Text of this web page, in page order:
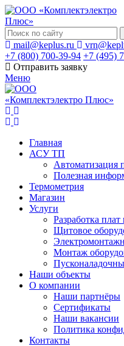
mail@keplus.ru
+7 (800) 700-39-94 +7 (495)
Отправить заявку
Меню
Главная
АСУ ТП
Автоматизация
Полезная
Термометрия
Магазин
Услуги
Разработка плат
Щитовое
Монтаж
Наши объекты
О компании
Наши партнёры
Сертификаты
Наши вакансии
Политика
Контакты